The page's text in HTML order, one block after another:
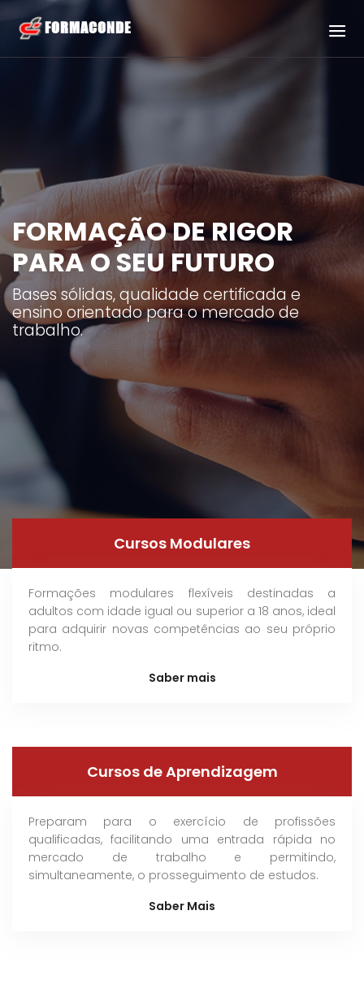
FORMAÇÃO DE RIGOR
PARA O SEU FUTURO
Bases sólidas, qualidade certificada e
ensino orientado para o mercado de
trabalho.
Cursos Modulares
Formações modulares flexíveis destinadas a
adultos com idade igual ou superior a 18 anos, ideal
para adquirir novas competências ao seu próprio
ritmo.
Saber mais
Cursos de Aprendizagem
Preparam para o exercício de profissões
qualificadas, facilitando uma entrada rápida no
mercado de trabalho e permitindo,
simultaneamente, o prosseguimento de estudos.
Saber Mais